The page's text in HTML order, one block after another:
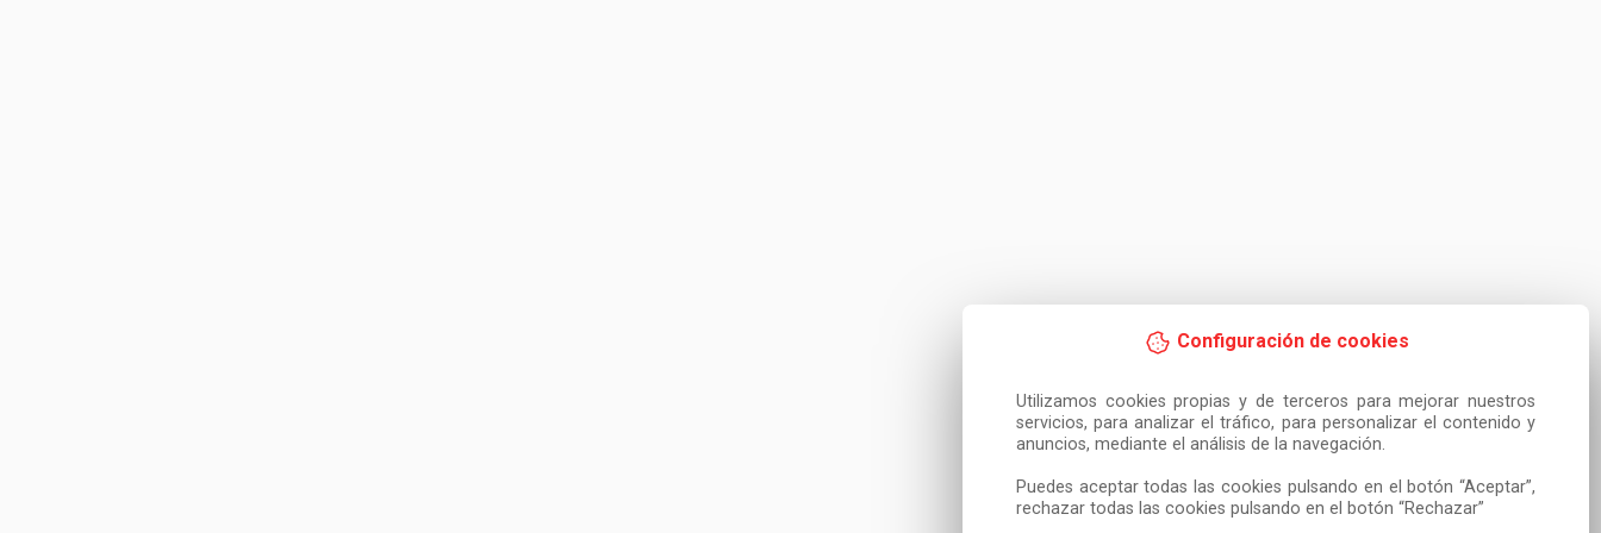
Configuración de cookies
Utilizamos cookies propias y de terceros para mejorar nuestros
servicios, para analizar el tráfico, para personalizar el contenido y
anuncios, mediante el análisis de la navegación.
Puedes aceptar todas las cookies pulsando en el botón “Aceptar”,
rechazar todas las cookies pulsando en el botón “Rechazar”